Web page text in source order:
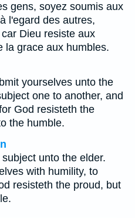
gens, soyez soumis aux
l'egard des autres,
Dieu resiste aux
la grace aux humbles.
yourselves unto the
one to another, and
God resisteth the
the humble.
unto the elder.
with humility, to
resisteth the proud, but